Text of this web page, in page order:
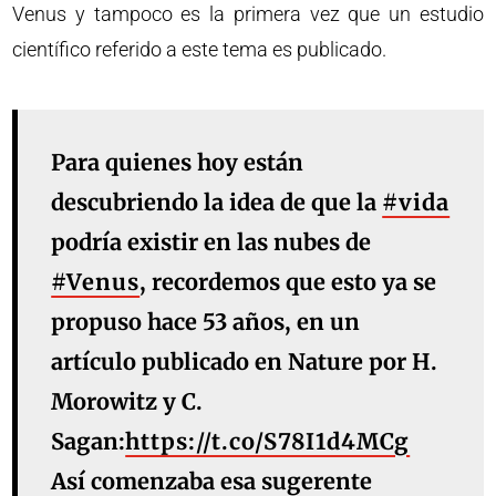
Venus y tampoco es la primera vez que un estudio
científico referido a este tema es publicado.
Para quienes hoy están
descubriendo la idea de que la #vida
podría existir en las nubes de
#Venus, recordemos que esto ya se
propuso hace 53 años, en un
artículo publicado en Nature por H.
Morowitz y C.
Sagan:https://t.co/S78I1d4MCg
Así comenzaba esa sugerente